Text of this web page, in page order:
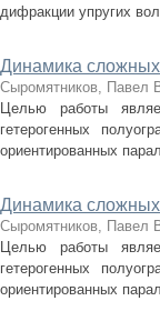
дифракции упругих
Динамика сложных
Сыромятников, Павел
Целью работы
гетерогенных
ориентированных
Динамика сложных
Сыромятников, Павел
Целью работы
гетерогенных
ориентированных